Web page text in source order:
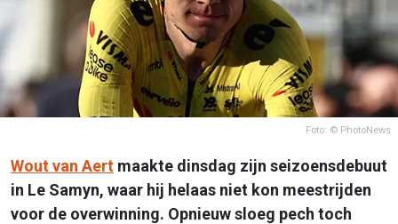
Foto: © PhotoNews
Wout van Aert maakte dinsdag zijn seizoensdebuut
in Le Samyn, waar hij helaas niet kon meestrijden
voor de overwinning. Opnieuw sloeg pech toch